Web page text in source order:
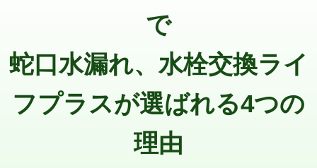
コンクリート斫り（厚さ10㎝超え）
モルタル補修（厚さ10㎝まで） 27,500円
モルタル補修（厚さ10㎝超え）
追加人工 16,500円
止水・漏水調査・防水処理・清掃・修
11,000円
止水・漏水調査・防水処理・清掃・修
22,000円
止水・漏水調査・防水処理・清掃・修
で
蛇口水漏れ、水栓交換ライ
フプラスが選ばれる4つの
理由